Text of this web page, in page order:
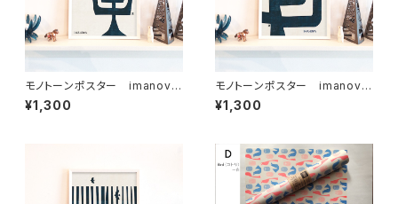
モノトーンポスター imanova
Tree 1
¥1,300
モノトーンポスター imanova
Tree 2
¥1,300